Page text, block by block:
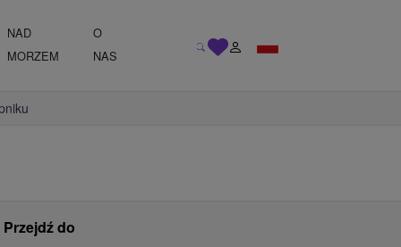
NAD
MORZEM
O
NAS
Przejdź do